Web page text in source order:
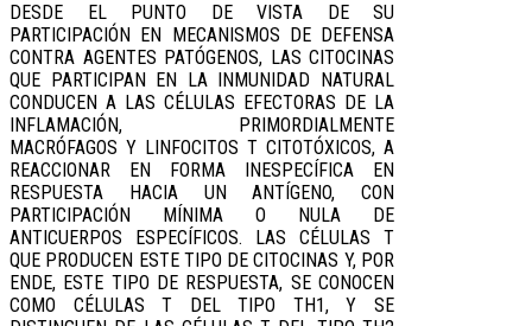
DESDE EL PUNTO DE VISTA DE SU
PARTICIPACIÓN EN MECANISMOS DE DEFENSA
CONTRA AGENTES PATÓGENOS, LAS CITOCINAS
QUE PARTICIPAN EN LA INMUNIDAD NATURAL
CONDUCEN A LAS CÉLULAS EFECTORAS DE LA
INFLAMACIÓN, PRIMORDIALMENTE
MACRÓFAGOS Y LINFOCITOS T CITOTÓXICOS, A
REACCIONAR EN FORMA INESPECÍFICA EN
RESPUESTA HACIA UN ANTÍGENO, CON
PARTICIPACIÓN MÍNIMA O NULA DE
ANTICUERPOS ESPECÍFICOS. LAS CÉLULAS T
QUE PRODUCEN ESTE TIPO DE CITOCINAS Y, POR
ENDE, ESTE TIPO DE RESPUESTA, SE CONOCEN
COMO CÉLULAS T DEL TIPO TH1, Y SE